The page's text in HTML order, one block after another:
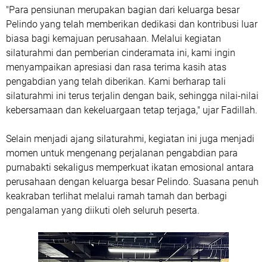
"Para pensiunan merupakan bagian dari keluarga besar
Pelindo yang telah memberikan dedikasi dan kontribusi luar
biasa bagi kemajuan perusahaan. Melalui kegiatan
silaturahmi dan pemberian cinderamata ini, kami ingin
menyampaikan apresiasi dan rasa terima kasih atas
pengabdian yang telah diberikan. Kami berharap tali
silaturahmi ini terus terjalin dengan baik, sehingga nilai-nilai
kebersamaan dan kekeluargaan tetap terjaga," ujar Fadillah.
Selain menjadi ajang silaturahmi, kegiatan ini juga menjadi
momen untuk mengenang perjalanan pengabdian para
purnabakti sekaligus memperkuat ikatan emosional antara
perusahaan dengan keluarga besar Pelindo. Suasana penuh
keakraban terlihat melalui ramah tamah dan berbagi
pengalaman yang diikuti oleh seluruh peserta.